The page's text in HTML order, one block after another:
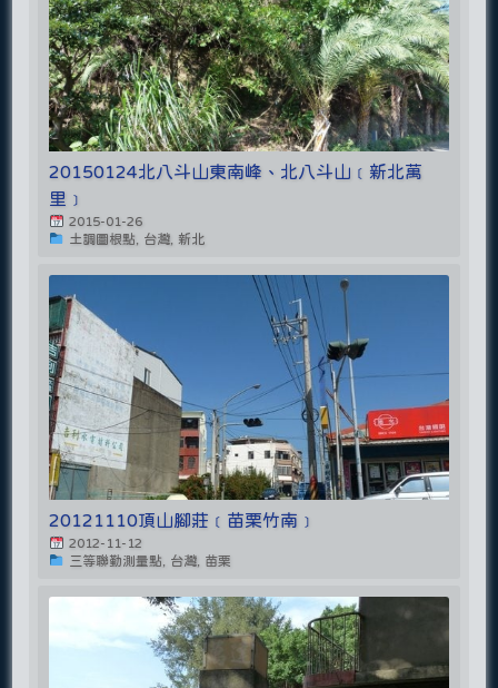
20150124北八斗山東南峰、北八斗山﹝新北萬
里﹞
2015-01-26
土調圖根點, 台灣, 新北
20121110頂山腳莊﹝苗栗竹南﹞
2012-11-12
三等聯勤測量點, 台灣, 苗栗